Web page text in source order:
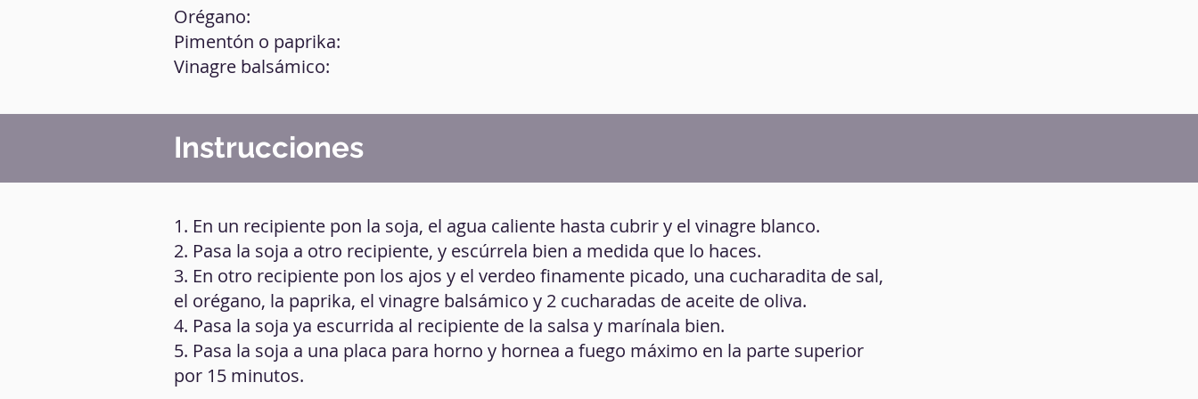
Orégano:
Pimentón o paprika:
Vinagre balsámico:
Instrucciones
1. En un recipiente pon la soja, el agua caliente hasta cubrir y el vinagre blanco.
2. Pasa la soja a otro recipiente, y escúrrela bien a medida que lo haces.
3. En otro recipiente pon los ajos y el verdeo finamente picado, una cucharadita de sal,
el orégano, la paprika, el vinagre balsámico y 2 cucharadas de aceite de oliva.
4. Pasa la soja ya escurrida al recipiente de la salsa y marínala bien.
5. Pasa la soja a una placa para horno y hornea a fuego máximo en la parte superior
por 15 minutos.